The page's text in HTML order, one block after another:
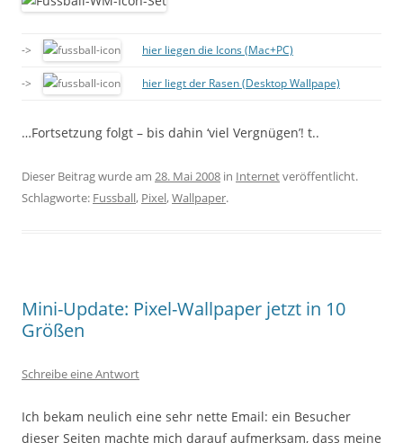
-> hier liegen die Icons (Mac+PC)
-> hier liegt der Rasen (Desktop Wallpape)
…Fortsetzung folgt – bis dahin ‘viel Vergnügen’! t..
Dieser Beitrag wurde am 28. Mai 2008 in Internetveröffentlicht.
Schlagworte: Fussball, Pixel,Wallpaper.
Mini-Update: Pixel-Wallpaper jetzt in 10
Größen
Schreibe eine Antwort
Ich bekam neulich eine sehr nette Email: ein Besucher
dieser Seiten machte mich darauf aufmerksam, dass meine